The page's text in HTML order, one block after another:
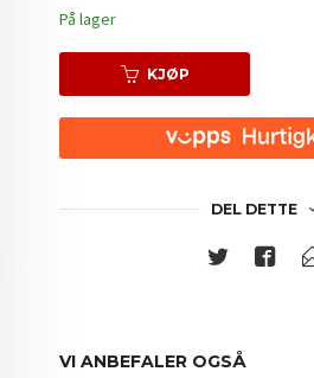
På lager
KJØP
DEL DETTE
VI ANBEFALER OGSÅ